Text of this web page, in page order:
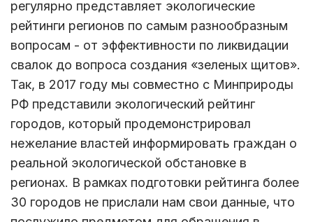
регулярно представляет экологические
рейтинги регионов по самым разнообразным
вопросам - от эффективности по ликвидации
свалок до вопроса создания «зеленых щитов».
Так, в 2017 году мы совместно с Минприроды
РФ представили экологический рейтинг
городов, который продемонстрировал
нежелание властей информировать граждан о
реальной экологической обстановке в
регионах. В рамках подготовки рейтинга более
30 городов не прислали нам свои данные, что